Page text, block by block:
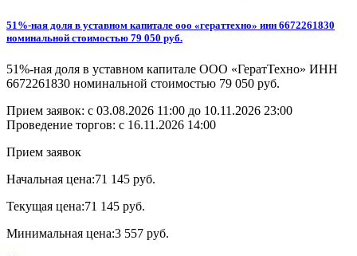
51%-ная доля в уставном капитале ооо «гераттехно» инн 6672261830
номинальной стоимостью 79 050 руб.
51%-ная доля в уставном капитале ООО «ГератТехно» ИНН
6672261830 номинальной стоимостью 79 050 руб.
Прием заявок: с 03.08.2026 11:00 до 10.11.2026 23:00
Проведение торгов: с 16.11.2026 14:00
Прием заявок
Начальная цена:71 145 руб.
Текущая цена:71 145 руб.
Минимальная цена:3 557 руб.